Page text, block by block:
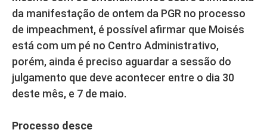
da manifestação de ontem da PGR no processo
de impeachment, é possível afirmar que Moisés
está com um pé no Centro Administrativo,
porém, ainda é preciso aguardar a sessão do
julgamento que deve acontecer entre o dia 30
deste mês, e 7 de maio.
Processo desce